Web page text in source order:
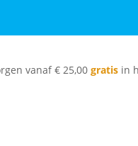
vanaf € 25,00 gratis in